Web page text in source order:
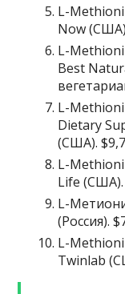
L-
Now
L-
Best
L-
Dietary
(США).
L-
Life (США).
L-
(Россия).
L-
Twinlab